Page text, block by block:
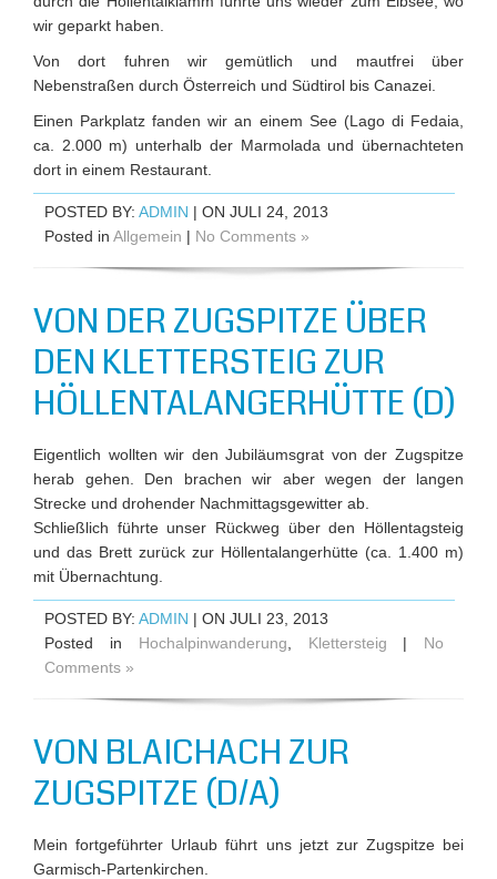
wir geparkt haben.
Von dort fuhren wir gemütlich und mautfrei über
Nebenstraßen durch Österreich und Südtirol bis Canazei.
Einen Parkplatz fanden wir an einem See (Lago di Fedaia,
ca. 2.000 m) unterhalb der Marmolada und übernachteten
dort in einem Restaurant.
POSTED BY: ADMIN | ON JULI 24, 2013
Posted in Allgemein | No Comments »
VON DER ZUGSPITZE ÜBER
DEN KLETTERSTEIG ZUR
HÖLLENTALANGERHÜTTE (D)
Eigentlich wollten wir den Jubiläumsgrat von der Zugspitze
herab gehen. Den brachen wir aber wegen der langen
Strecke und drohender Nachmittagsgewitter ab.
Schließlich führte unser Rückweg über den Höllentagsteig
und das Brett zurück zur Höllentalangerhütte (ca. 1.400 m)
mit Übernachtung.
POSTED BY: ADMIN | ON JULI 23, 2013
Posted in Hochalpinwanderung Klettersteig | No
Comments »
VON BLAICHACH ZUR
ZUGSPITZE (D/A)
Mein fortgeführter Urlaub führt uns jetzt zur Zugspitze bei
Garmisch-Partenkirchen.